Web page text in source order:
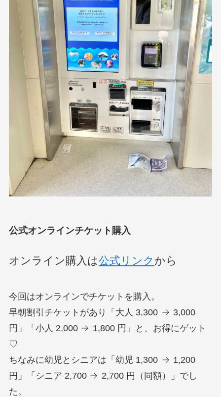
公式オンラインチケット購入
オンライン購入は公式リンク から
今回はオンラインでチケットを購入。
早朝割引チケットがあり「大人 3,300
3,000
円」「小人 2,000
1,800 円」と、お得にゲット
♡
ちなみに幼児とシニアは「幼児 1,300
1,200
円」「シニア 2,700
2,700 円（同額）」でし
た。